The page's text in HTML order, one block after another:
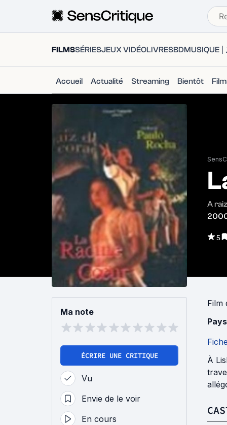
FILMSSÉRIESJEUX VIDÉOLIVRESBDMUSIQUE
Accueil Actualité Streaming Bientôt
A
5
Ma note
ÉCRIRE UNE CRITIQUE
Vu
Envie de le voir
En cours
Film
À